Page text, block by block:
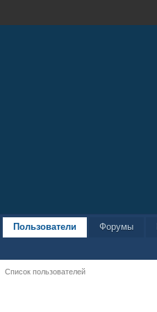
Пользователи Форумы
Список пользователей